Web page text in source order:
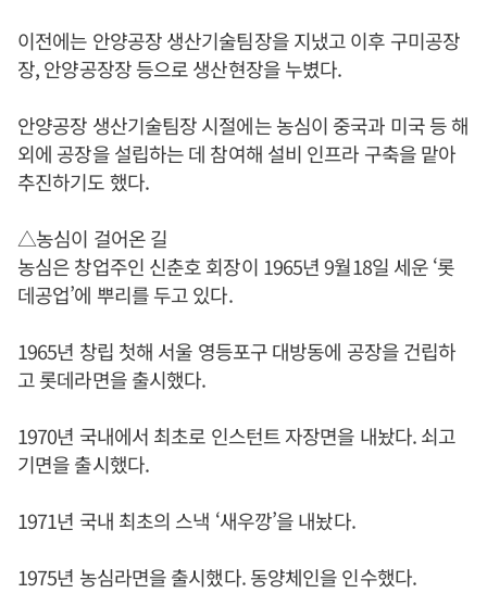
이전에는 안양공장 생산기술팀장을 지냈고 이후 구미공장
장, 안양공장장 등으로 생산현장을 누볐다.
안양공장 생산기술팀장 시절에는 농심이 중국과 미국 등 해
외에 공장을 설립하는 데 참여해 설비 인프라 구축을 맡아
추진하기도 했다.
△농심이 걸어온 길
농심은 창업주인 신춘호 회장이 1965년 9월18일 세운 ‘롯
데공업’에 뿌리를 두고 있다.
1965년 창립 첫해 서울 영등포구 대방동에 공장을 건립하
고 롯데라면을 출시했다.
1970년 국내에서 최초로 인스턴트 자장면을 내놨다. 쇠고
기면을 출시했다.
1971년 국내 최초의 스낵 ‘새우깡’을 내놨다.
1975년 농심라면을 출시했다. 동양체인을 인수했다.